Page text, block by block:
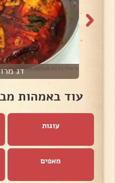
דג
עוד באמהות
עוגות
מאפים